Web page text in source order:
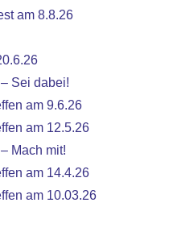
am 8.8.26
Sei dabei!
am 9.6.26
am 12.5.26
Mach mit!
am 14.4.26
am 10.03.26